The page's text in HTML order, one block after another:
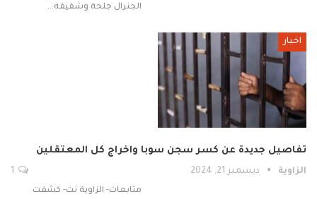
الجنرال جلحة وشقيقه…
اخبار
تفاصيل جديدة عن كسر سجن سوبا واخراج كل المعتقلين
الزاوية ديسمبر 21, 2024
متابعات- الزاوية نت- كشفت